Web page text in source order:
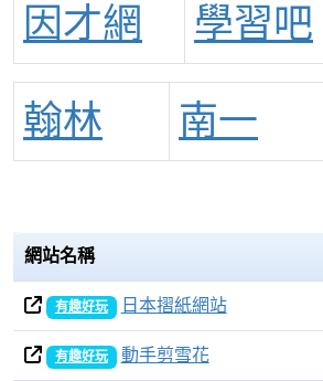
因才網 學習吧
翰林 南一
網站名稱
有趣好玩 日本摺紙網站
有趣好玩 動手剪雪花